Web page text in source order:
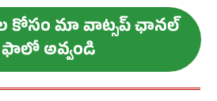
కోసం మా వాట్స‌ప్ ఛాన‌ల్
ఫాలో అవ్వండి